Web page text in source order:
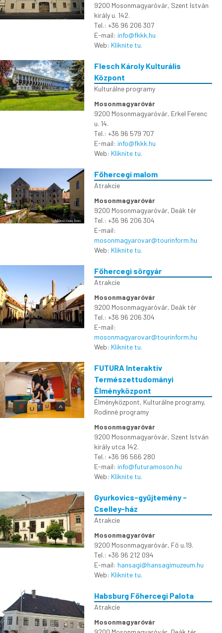
9200 Mosonmagyaróvár, Szent István
király u. 142.
Tel.: +36 96 206 307
E-mail: info@fkkk.hu
Web: Kliknite tu.
Flesch Károly Kulturális
Központ
Kulturálne programy
Mosonmagyaróvár
9200 Mosonmagyaróvár, Erkel Ferenc
u. 14.
Tel.: +36 96 579 707
E-mail: info@fkkk.hu
Web: Kliknite tu.
Főhercegi malom
Atrakcie
Mosonmagyaróvár
9200 Mosonmagyaróvár, Deák tér
Tel.: +36 96 206 304
E-mail:
mosonmagyarovar@tourinform.hu
Web: Kliknite tu.
Főhercegi sörgyár
Atrakcie
Mosonmagyaróvár
9200 Mosonmagyaróvár, Deák tér
Tel.: +36 96 206 304
E-mail:
mosonmagyarovar@tourinform.hu
Web: Kliknite tu.
FUTURA Interaktív
Természettudományi
Élményközpont
Élményközpont, Kulturálne programy,
Rodinné programy
Mosonmagyaróvár
9200 Mosonmagyaróvár, Szent István
király utca 142.
Tel.: +36 96 566 280
E-mail: info@futuramoson.hu
Web: Kliknite tu.
Gyurkovics-gyűjtemény -
Cselley-ház
Atrakcie
Mosonmagyaróvár
9200 Mosonmagyaróvár, Fő u.19.
Tel.: +36 96 212 094
E-mail: hansagi@hansagimuzeum.hu
Web: Kliknite tu.
Habsburg Főhercegi Palota
Atrakcie
Mosonmagyaróvár